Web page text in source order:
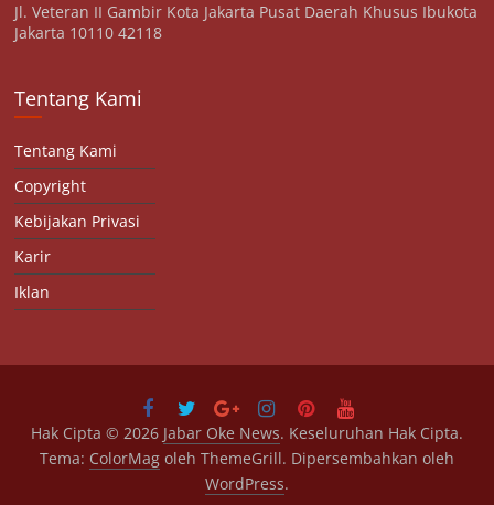
Jl. Veteran II Gambir Kota Jakarta Pusat Daerah Khusus Ibukota
Jakarta 10110 42118
Tentang Kami
Tentang Kami
Copyright
Kebijakan Privasi
Karir
Iklan
Hak Cipta © 2026 Jabar Oke News. Keseluruhan Hak Cipta.
Tema: ColorMagoleh ThemeGrill. Dipersembahkan oleh
WordPress.